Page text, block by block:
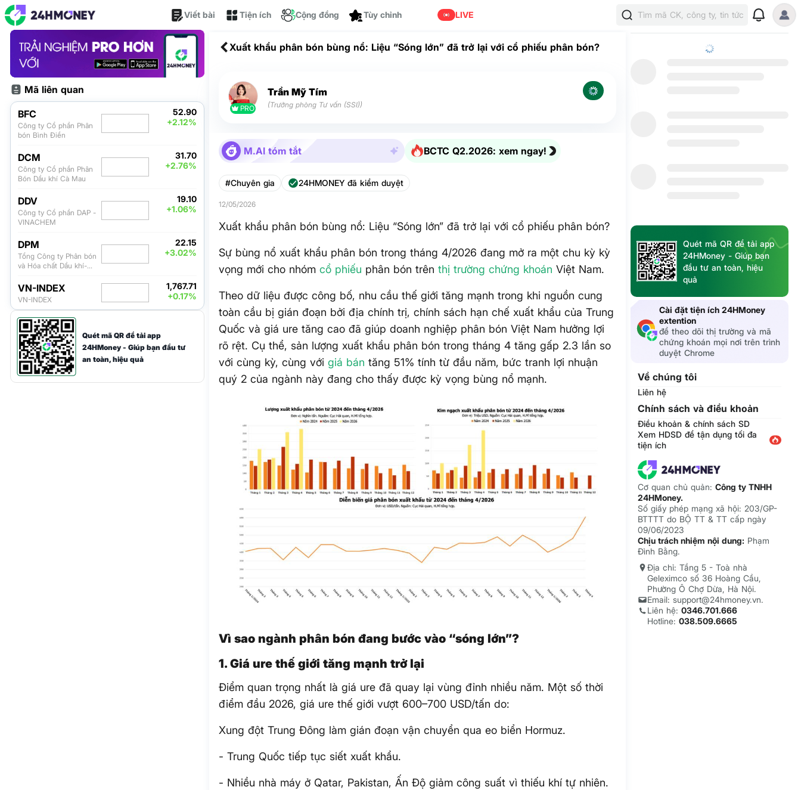
Viết bài Tiện ích Cộng đồng
LIVE
Tìm mã CK, công ty, tin tức
Mã liên quan
BFC
Công ty Cổ phần Phân
bón Bình Điền
52.90
+2.12%
DCM
Công ty Cổ phần Phân
Bón Dầu khí Cà Mau
31.70
+2.76%
DDV
Công ty Cổ phần DAP -
VINACHEM
19.10
+1.06%
DPM
Tổng Công ty Phân bón
và Hóa chất Dầu khí-
22.15
+3.02%
VN-INDEX
VN-INDEX
1,767.71
+0.17%
Quét mã QR để tải app
24HMoney - Giúp bạn đầu tư
an toàn, hiệu quả
Xuất khẩu phân bón bùng nổ: Liệu “Sóng lớn” đã trở lại với cổ phiếu phân bón?
PRO
Trần Mỹ Tím
(Trưởng phòng Tư vấn (SSI))
M.AI tóm tắt BCTC Q2.2026: xem ngay!
#Chuyên gia 24HMONEY đã kiểm duyệt
12/05/2026
Xuất khẩu phân bón bùng nổ: Liệu “Sóng lớn” đã trở lại với cổ phiếu phân bón?
Sự bùng nổ xuất khẩu phân bón trong tháng 4/2026 đang mở ra một chu kỳ kỳ
vọng mới cho nhómcổ phiếu phân bón trênthị trường chứng khoán Việt Nam.
Theo dữ liệu được công bố, nhu cầu thế giới tăng mạnh trong khi nguồn cung
toàn cầu bị gián đoạn bởi địa chính trị, chính sách hạn chế xuất khẩu của Trung
Quốc và giá ure tăng cao đã giúp doanh nghiệp phân bón Việt Nam hưởng lợi
rõ rệt. Cụ thể, sản lượng xuất khẩu phân bón trong tháng 4 tăng gấp 2.3 lần so
với cùng kỳ, cùng vớigiá bán tăng 51% tính từ đầu năm, bức tranh lợi nhuận
quý 2 của ngành này đang cho thấy được kỳ vọng bùng nổ mạnh.
Vì sao ngành phân bón đang bước vào “sóng lớn”?
1. Giá ure thế giới tăng mạnh trở lại
Điểm quan trọng nhất là giá ure đã quay lại vùng đỉnh nhiều năm. Một số thời
điểm đầu 2026, giá ure thế giới vượt 600–700 USD/tấn do:
Xung đột Trung Đông làm gián đoạn vận chuyển qua eo biển Hormuz.
- Trung Quốc tiếp tục siết xuất khẩu.
- Nhiều nhà máy ở Qatar, Pakistan, Ấn Độ giảm công suất vì thiếu khí tự nhiên.
Quét mã QR để tải app
24HMoney - Giúp bạn
đầu tư an toàn, hiệu
quả
Cài đặt tiện ích 24HMoney
extention
để theo dõi thị trường và mã
chứng khoán mọi nơi trên trình
duyệt Chrome
Về chúng tôi
Liên hệ
Chính sách và điều khoản
Điều khoản & chính sách SD
Xem HDSD để tận dụng tối đa
tiện ích
Cơ quan chủ quản:Công ty TNHH
24HMoney.
Số giấy phép mạng xã hội: 203/GP-
BTTTT do BỘ TT & TT cấp ngày
09/06/2023
Chịu trách nhiệm nội dung: Phạm
Đình Bằng.
Địa chỉ: Tầng 5 - Toà nhà
Geleximco số 36 Hoàng Cầu,
Phường Ô Chợ Dừa, Hà Nội.
Email: support@24hmoney.vn.
Liên hệ:0346.701.666
Hotline:038.509.6665